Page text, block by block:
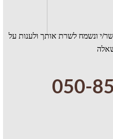
י ונשמח לשרת אותך ולענות על
050-